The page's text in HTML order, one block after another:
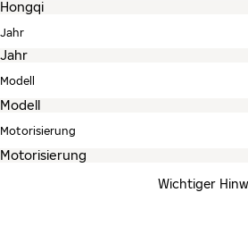
Jahr
Modell
Motorisierung
Wichtiger